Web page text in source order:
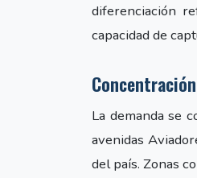
diferenciación
capacidad de
La demanda se
avenidas
del país. Zonas